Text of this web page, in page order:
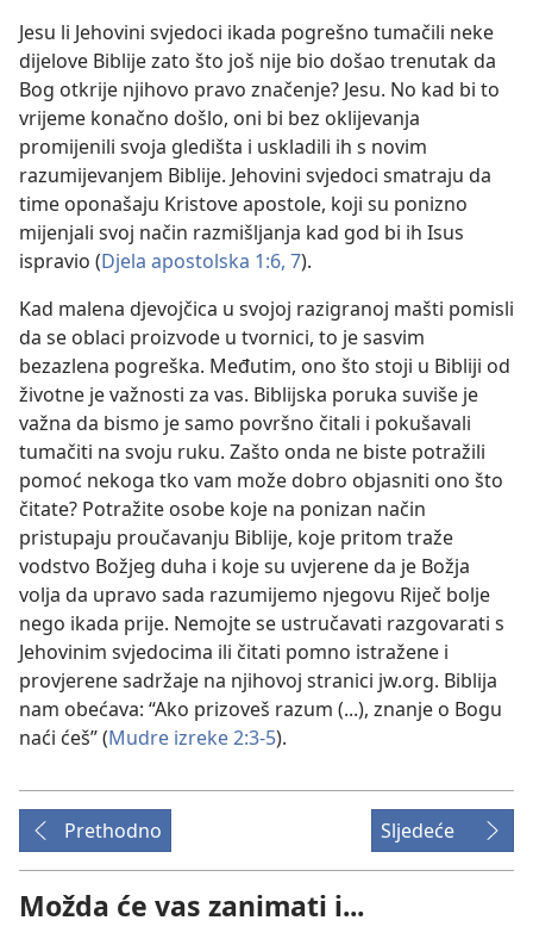
Jesu li Jehovini svjedoci ikada pogrešno tumačili neke
dijelove Biblije zato što još nije bio došao trenutak da
Bog otkrije njihovo pravo značenje? Jesu. No kad bi to
vrijeme konačno došlo, oni bi bez oklijevanja
promijenili svoja gledišta i uskladili ih s novim
razumijevanjem Biblije. Jehovini svjedoci smatraju da
time oponašaju Kristove apostole, koji su ponizno
mijenjali svoj način razmišljanja kad god bi ih Isus
ispravio (Djela apostolska 1:6, 7).
Kad malena djevojčica u svojoj razigranoj mašti pomisli
da se oblaci proizvode u tvornici, to je sasvim
bezazlena pogreška. Međutim, ono što stoji u Bibliji od
životne je važnosti za vas. Biblijska poruka suviše je
važna da bismo je samo površno čitali i pokušavali
tumačiti na svoju ruku. Zašto onda ne biste potražili
pomoć nekoga tko vam može dobro objasniti ono što
čitate? Potražite osobe koje na ponizan način
pristupaju proučavanju Biblije, koje pritom traže
vodstvo Božjeg duha i koje su uvjerene da je Božja
volja da upravo sada razumijemo njegovu Riječ bolje
nego ikada prije. Nemojte se ustručavati razgovarati s
Jehovinim svjedocima ili čitati pomno istražene i
provjerene sadržaje na njihovoj stranici jw.org. Biblija
nam obećava: “Ako prizoveš razum (...), znanje o Bogu
naći ćeš” (Mudre izreke 2:3-5).
Prethodno Sljedeće
Možda će vas zanimati i...